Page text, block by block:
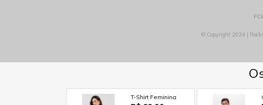
© Copyright 2024 |